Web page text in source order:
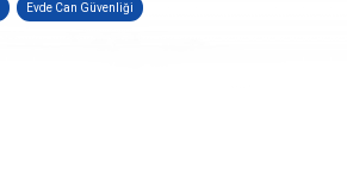
Evde Can Güvenliği